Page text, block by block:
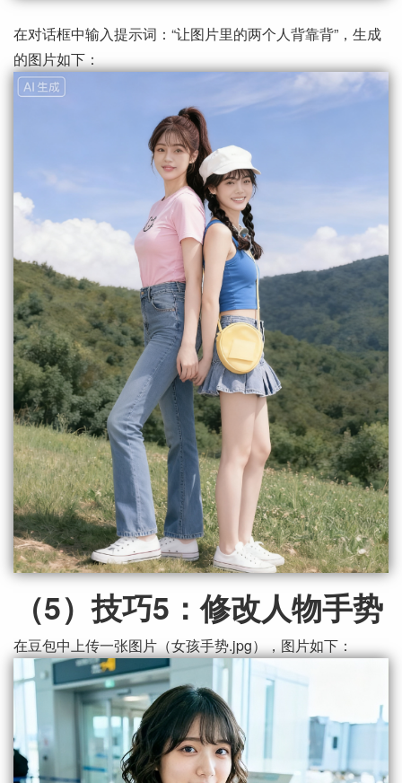
在对话框中输入提示词：“让图片里的两个人背靠背”，生成
的图片如下：
（5）技巧5：修改人物手势
在豆包中上传一张图片（女孩手势.jpg），图片如下：